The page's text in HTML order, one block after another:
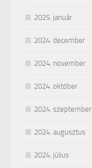
2025. január
2024. december
2024. november
2024. október
2024. szeptember
2024. augusztus
2024. július